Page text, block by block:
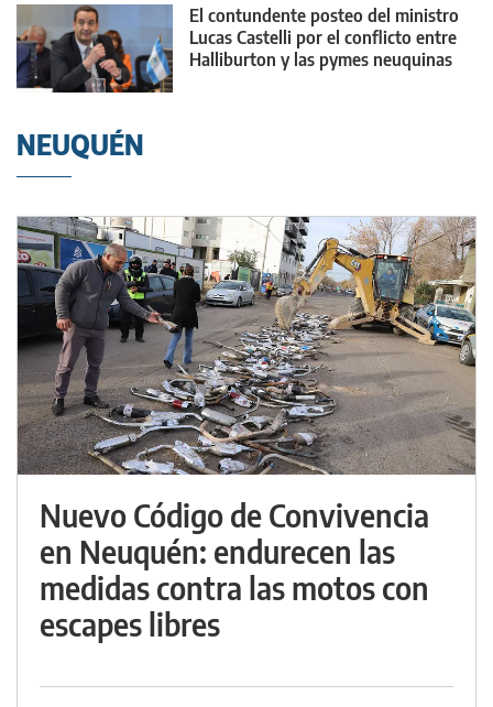
El contundente posteo del ministro
Lucas Castelli por el conflicto entre
Halliburton y las pymes neuquinas
NEUQUÉN
Nuevo Código de Convivencia
en Neuquén: endurecen las
medidas contra las motos con
escapes libres